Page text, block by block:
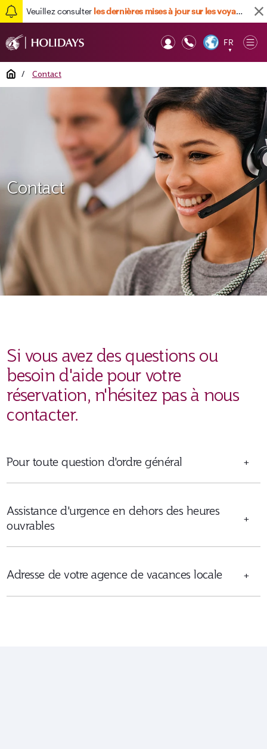
Veuillez consulter les dernières mises à jour sur les voyages ici
FR
▼
Home / Contact
Contact
Si vous avez des questions ou
besoin d'aide pour votre
réservation, n'hésitez pas à nous
contacter.
Pour toute question d'ordre général +
Assistance d'urgence en dehors des heures
ouvrables
+
Adresse de votre agence de vacances locale +